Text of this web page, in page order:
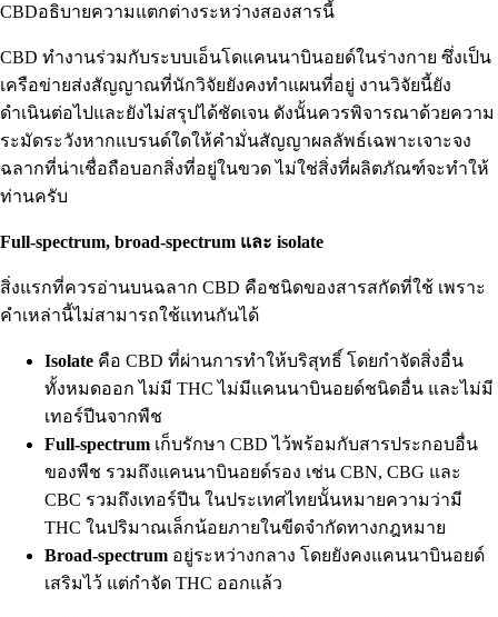
CBDอธิบายความแตกต่างระหว่างสองสารนี้
CBD ทำงานร่วมกับระบบเอ็นโดแคนนาบินอยด์ในร่างกาย ซึ่งเป็น
เครือข่ายส่งสัญญาณที่นักวิจัยยังคงทำแผนที่อยู่ งานวิจัยนี้ยัง
ดำเนินต่อไปและยังไม่สรุปได้ชัดเจน ดังนั้นควรพิจารณาด้วยความ
ระมัดระวังหากแบรนด์ใดให้คำมั่นสัญญาผลลัพธ์เฉพาะเจาะจง
ฉลากที่น่าเชื่อถือบอกสิ่งที่อยู่ในขวด ไม่ใช่สิ่งที่ผลิตภัณฑ์จะทำให้
ท่านครับ
Full-spectrum, broad-spectrum และ isolate
สิ่งแรกที่ควรอ่านบนฉลาก CBD คือชนิดของสารสกัดที่ใช้ เพราะ
คำเหล่านี้ไม่สามารถใช้แทนกันได้
Isolate คือ CBD ที่ผ่านการทำให้บริสุทธิ์ โดยกำจัดสิ่งอื่น
ทั้งหมดออก ไม่มี THC ไม่มีแคนนาบินอยด์ชนิดอื่น และไม่มี
เทอร์ปีนจากพืช
Full-spectrum เก็บรักษา CBD ไว้พร้อมกับสารประกอบอื่น
ของพืช รวมถึงแคนนาบินอยด์รอง เช่น CBN, CBG และ
CBC รวมถึงเทอร์ปีน ในประเทศไทยนั้นหมายความว่ามี
THC ในปริมาณเล็กน้อยภายในขีดจำกัดทางกฎหมาย
Broad-spectrum อยู่ระหว่างกลาง โดยยังคงแคนนาบินอยด์
เสริมไว้ แต่กำจัด THC ออกแล้ว